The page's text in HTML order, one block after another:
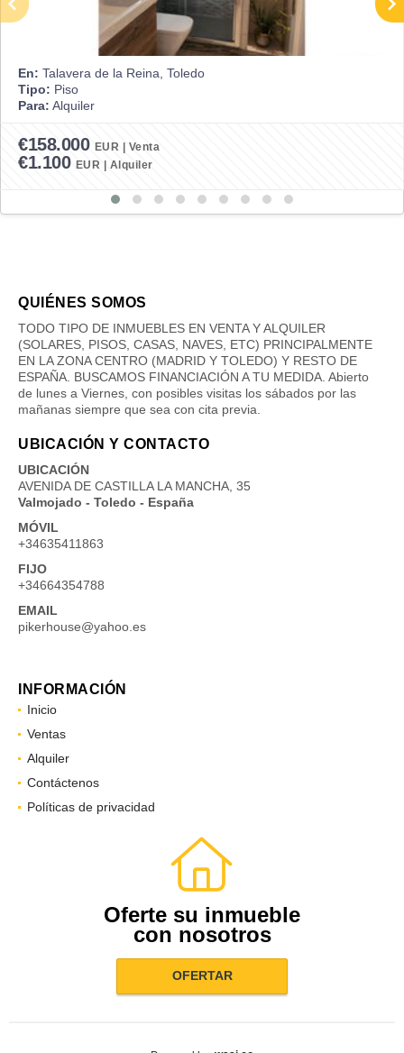
En: Talavera de la Reina, Toledo
Tipo: Piso
Para: Alquiler
€158.000 EUR | Venta
€1.100 EUR | Alquiler
QUIÉNES SOMOS
TODO TIPO DE INMUEBLES EN VENTA Y ALQUILER
(SOLARES, PISOS, CASAS, NAVES, ETC) PRINCIPALMENTE
EN LA ZONA CENTRO (MADRID Y TOLEDO) Y RESTO DE
ESPAÑA. BUSCAMOS FINANCIACIÓN A TU MEDIDA. Abierto
de lunes a Viernes, con posibles visitas los sábados por las
mañanas siempre que sea con cita previa.
UBICACIÓN Y CONTACTO
UBICACIÓN
AVENIDA DE CASTILLA LA MANCHA, 35
Valmojado - Toledo - España
MÓVIL
+34635411863
FIJO
+34664354788
EMAIL
pikerhouse@yahoo.es
INFORMACIÓN
Inicio
Ventas
Alquiler
Contáctenos
Políticas de privacidad
Oferte su inmueble
con nosotros
OFERTAR